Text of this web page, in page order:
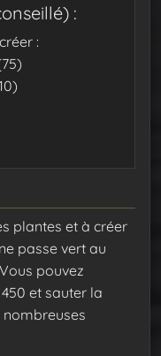
:
:
plantes et à créer
passe vert au
pouvez
et sauter la